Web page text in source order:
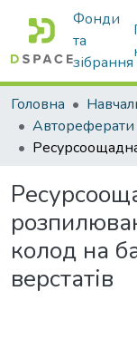
Фонди
та
зібрання
Головна
колод на
верстатів